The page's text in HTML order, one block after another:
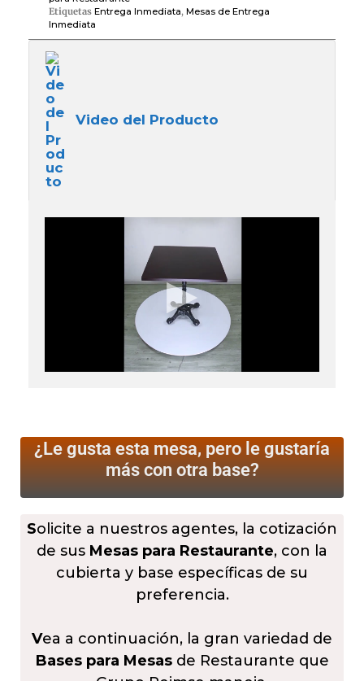
Etiquetas Entrega Inmediata, Mesas de Entrega
Inmediata
Video del Producto
¿Le gusta esta mesa, pero le gustaría
más con otra base?
Solicite a nuestros agentes, la cotización
de sus Mesas para Restaurante, con la
cubierta y base específicas de su
preferencia.
Vea a continuación, la gran variedad de
Bases para Mesasde Restaurante que